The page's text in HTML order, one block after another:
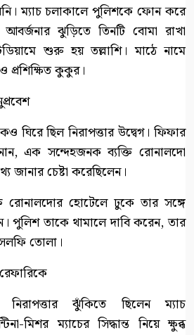
ম্যাচ চলাকালে পুলিশকে ফোন করে
আবর্জনার ঝুড়িতে তিনটি বোমা রাখা
শুরু হয় তল্লাশি। মাঠে নামে
প্রশিক্ষিত কুকুর।
ঘিরে ছিল নিরাপত্তার উদ্বেগ। ফিফার
এক সন্দেহজনক ব্যক্তি রোনালদো
চেষ্টা করেছিলেন।
হোটেলে ঢুকে তার সঙ্গে
পুলিশ তাকে থামালে দাবি করেন, তার
তোলা।
ঝুঁকিতে ছিলেন ম্যাচ
মিশর ম্যাচের সিদ্ধান্ত নিয়ে ক্ষুব্ধ